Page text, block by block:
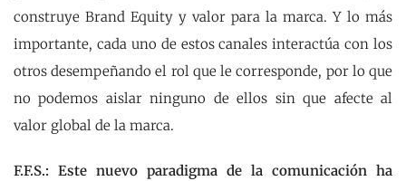
construye Brand Equity y valor para la marca. Y lo más
importante, cada uno de estos canales interactúa con los
otros desempeñando el rol que le corresponde, por lo que
no podemos aislar ninguno de ellos sin que afecte al
valor global de la marca.
F.F.S.: Este nuevo paradigma de la comunicación ha